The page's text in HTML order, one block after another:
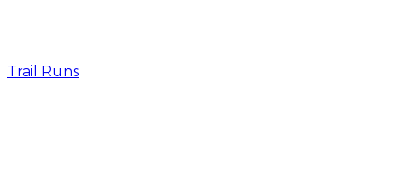
Trail Runs